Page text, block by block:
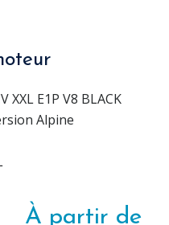
XXL E1P V8 BLACK
Alpine
À partir de